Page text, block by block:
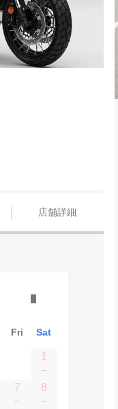
店舗詳細
Fri Sat
1
−
7
−
8
−